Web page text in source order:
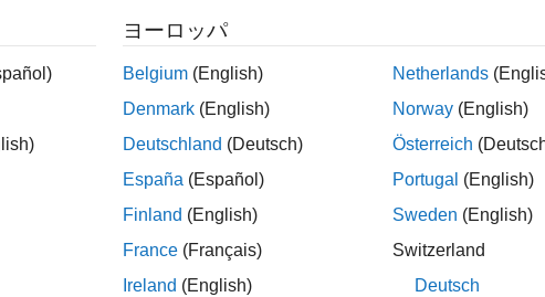
JMAAB v6.0
基本ブロックとサブシステムが混在しているシステムをチ
サブシステムのみ、または初期 (基本) ブロックのみとい
ベルを設計する必要があります。
Simulink
ヨーロッパ
Belgium (English)
Denmark (English)
Deutschland (Deutsch)
España (Español)
Finland (English)
France (Français)
Ireland (English)
Netherlands
Norway (English)
Österreich
Portugal (English)
Sweden (English)
Switzerland
Deutsch